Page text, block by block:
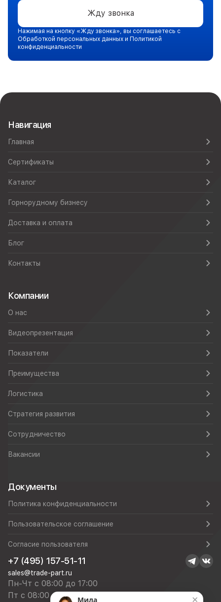
Жду звонка
Нажимая на кнопку «Жду звонка», вы соглашаетесь с
Обработкой персональных данных и Политикой
конфиденциальности
Навигация
Главная
Сертификаты
Каталог
Горнорудному бизнесу
Доставка и оплата
Блог
Контакты
Компании
О нас
Видеопрезентация
Показатели
Преимущества
Логистика
Стратегия развития
Сотрудничество
Вакансии
Документы
Политика конфиденциальности
Пользовательское соглашение
Согласие пользователя
+7 (495) 157-51-11
sales@trade-part.ru
Пн-Чт с 08:00 до 17:00
Пт с 08:00 до 16:00
×
Мила